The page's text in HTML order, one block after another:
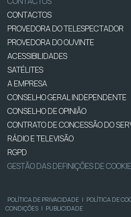
CONTACTOS
PROVEDORA DO TELESPECTADOR
PROVEDORA DO OUVINTE
ACESSIBILIDADES
SATÉLITES
A EMPRESA
CONSELHO GERAL INDEPENDENTE
CONSELHO DE OPINIÃO
CONTRATO DE CONCESSÃO DO
RÁDIO E TELEVISÃO
RGPD
GESTÃO DAS DEFINIÇÕES DE
POLÍTICA DE PRIVACIDADE | POLÍTICA DE
CONDIÇÕES | PUBLICIDADE